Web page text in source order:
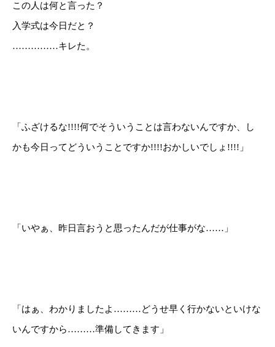
この人は何と言った？
入学式は今日だと？
……………キレた。
「ふざけるな!!!!何でそういうことは言わないんですか、し
かも今日ってどういうことですか!!!!おかしいでしょ!!!!」
「いやぁ、昨日言おうと思ったんだが仕事がな……」
「はぁ、わかりましたよ………どうせ早く行かないといけな
いんですから………準備してきます」